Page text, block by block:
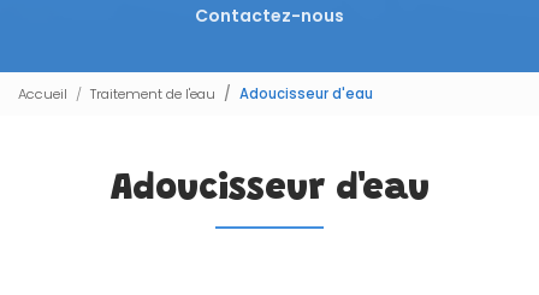
Contactez-nous
Accueil Traitement de l'eau Adoucisseur d'eau
Adoucisseur d'eau